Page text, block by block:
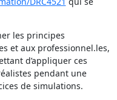
les principes
et aux professionnel.les,
d’appliquer ces
pendant une
de simulations.